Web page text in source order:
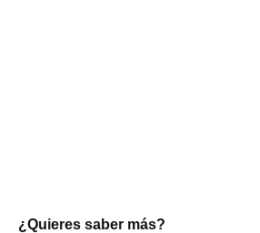
¿Quieres saber más?